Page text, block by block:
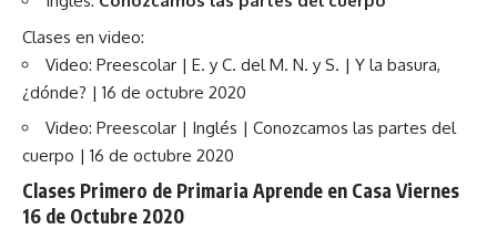
Clases en video:
Video: Preescolar | E. y C. del M. N. y S. | Y la basura,
¿dónde? | 16 de octubre 2020
Video: Preescolar | Inglés | Conozcamos las partes del
cuerpo | 16 de octubre 2020
Clases Primero de Primaria Aprende en Casa Viernes
16 de Octubre 2020